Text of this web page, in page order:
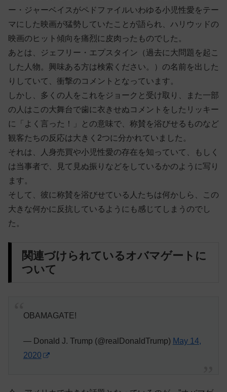
ー・ジャーベイスがペドファイルいわゆる小児性愛をテー
マにした映画が猛勢していたことが語られ、ハリウッドの
映画のヒット傾向を痛烈に皮肉ったものでした。
あとは、ジェフリー・エプスタイン（過去に大問題を起こ
した人物。興味ある方は検索ください。）の名前を出した
りしていて、衝撃のコメントとなっています。
しかし、多くの人をこれをジョークと受け取り、また一部
の人はこの大舞台で歯に衣きせぬコメントをしたリッキー
に「よく言った！」との意味で、称賛を浴びせるものなど
観客たちの反応は大きく2つに分かれていました。
それは、人身売買や小児性愛の存在を知っていて、もしく
は当事者で、見て見ぬ振りなどをしているかのように写り
ます。
そして、彼に称賛を浴びせている人たちは何かしら、この
大きな何かに反抗しているようにも感じてしまうのでし
た。
関連づけられているオバマゲートに
ついて
OBAMAGATE!
— Donald J. Trump (@realDonaldTrump) May 14,
2020